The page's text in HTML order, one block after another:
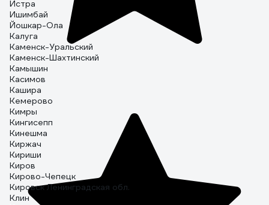
Истра
Ишимбай
Йошкар-Ола
Калуга
Каменск-Уральский
Каменск-Шахтинский
Камышин
Касимов
Кашира
Кемерово
Кимры
Кингисепп
Кинешма
Киржач
Кириши
Киров
Кирово-Чепецк
Кировск Ленинградская обл.
Клин